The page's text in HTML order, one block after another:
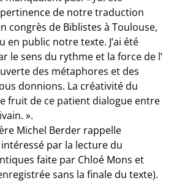
de notre traduction
congrès de Biblistes à Toulouse,
en public notre texte. J’ai été
le sens du rythme et la force de l’
des métaphores et des
donnions. La créativité du
fruit de ce patient dialogue entre
».
Michel Berder rappelle
par la lecture du
faite par Chloé Mons et
sans la finale du texte).